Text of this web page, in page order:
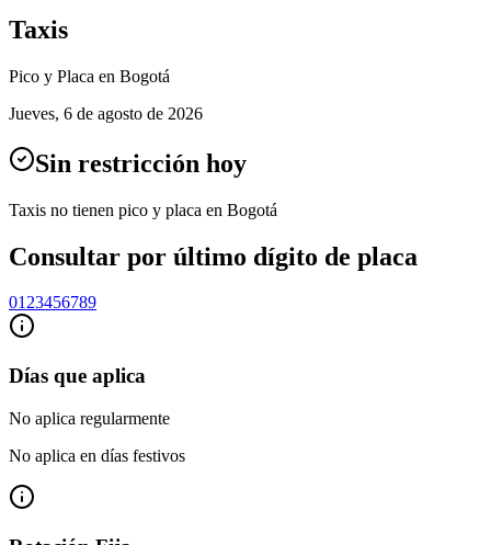
Taxis
Pico y Placa en Bogotá
Jueves, 6 de agosto de 2026
Sin restricción hoy
Taxis no tienen pico y placa en Bogotá
Consultar por último dígito de placa
0123456789
Días que aplica
No aplica regularmente
No aplica en días festivos